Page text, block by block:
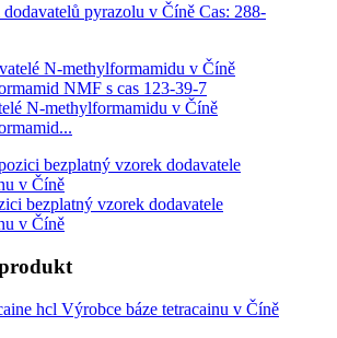
pyrazolu v Číně Cas: 288-
N-methylformamidu v Číně
bezplatný vzorek dodavatele
v Číně